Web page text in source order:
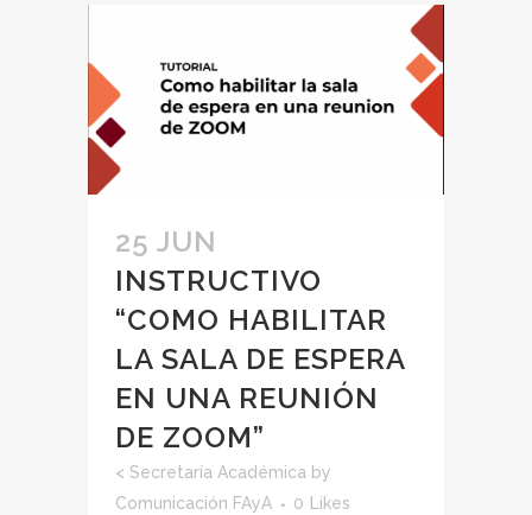
25 JUN
INSTRUCTIVO
“COMO HABILITAR
LA SALA DE ESPERA
EN UNA REUNIÓN
DE ZOOM”
< Secretaría Académica by
Comunicación FAyA
0 Likes